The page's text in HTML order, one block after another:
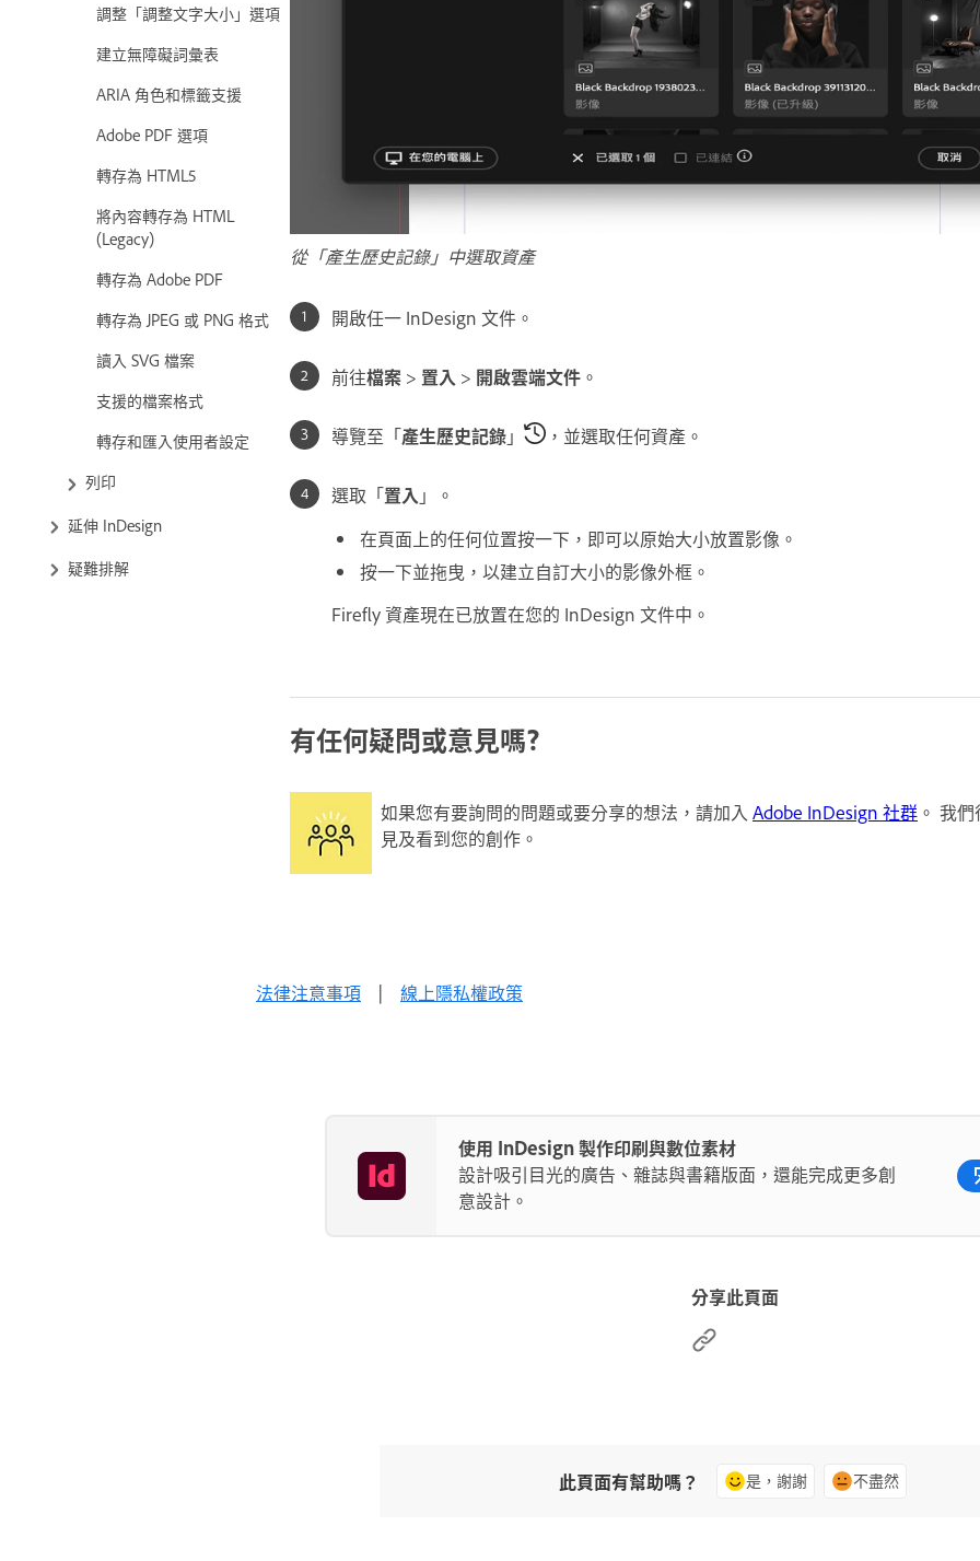
調整「調整文字大小」選項
建立無障礙詞彙表
ARIA 角色和標籤支援
Adobe PDF 選項
轉存為 HTML5
將內容轉存為 HTML
(Legacy)
轉存為 Adobe PDF
轉存為 JPEG 或 PNG 格式
讀入 SVG 檔案
支援的檔案格式
轉存和匯入使用者設定
列印
延伸 InDesign
疑難排解
從「產生歷史記錄」中選取資產
開啟任一 InDesign 文件。
前往檔案 > 置入 > 開啟雲端文件 。
導覽至「產生歷史記錄」 ，並選取任何資產。
選取「置入 」。
在頁面上的任何位置按一下，即可以原始大小放置影像。
按一下並拖曳，以建立自訂大小的影像外框。
Firefly 資產現在已放置在您的 InDesign 文件中。
有任何疑問或意見嗎?
如果您有要詢問的問題或要分享的想法，請加入 Adobe InDesign 社群 。 我
見及看到您的創作。
法律注意事項 | 線上隱私權政策
使用 InDesign 製作印刷與數位素材
設計吸引目光的廣告、雜誌與書籍版面，還能完成更多創
意設計。
分享此頁面
此頁面有幫助嗎？ 是，謝謝 不盡然